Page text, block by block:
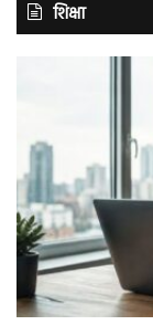
शिक्षा